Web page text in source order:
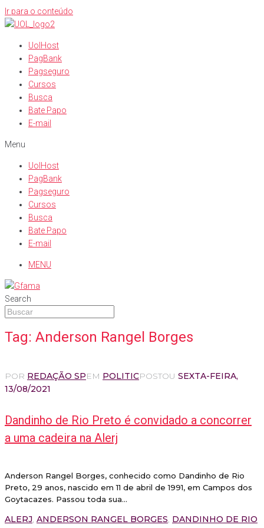
Ir para o conteúdo
UolHost
PagBank
Pagseguro
Cursos
Busca
Bate Papo
E-mail
Menu
UolHost
PagBank
Pagseguro
Cursos
Busca
Bate Papo
E-mail
MENU
Search
Tag: Anderson Rangel Borges
POR REDAÇÃO SPEM POLITICPOSTOU SEXTA-FEIRA,
13/08/2021
Dandinho de Rio Preto é convidado a concorrer
a uma cadeira na Alerj
Anderson Rangel Borges, conhecido como Dandinho de Rio
Preto, 29 anos, nascido em 11 de abril de 1991, em Campos dos
Goytacazes. Passou toda sua...
ALERJ, ANDERSON RANGEL BORGES, DANDINHO DE RIO